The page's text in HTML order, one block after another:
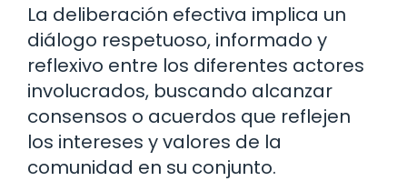
La deliberación efectiva implica un
diálogo respetuoso, informado y
reflexivo entre los diferentes actores
involucrados, buscando alcanzar
consensos o acuerdos que reflejen
los intereses y valores de la
comunidad en su conjunto.